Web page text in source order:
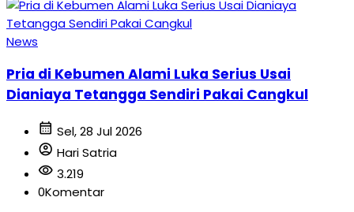
News
Pria di Kebumen Alami Luka Serius Usai
Dianiaya Tetangga Sendiri Pakai Cangkul
calendar_month Sel, 28 Jul 2026
account_circle Hari Satria
visibility 3.219
0Komentar